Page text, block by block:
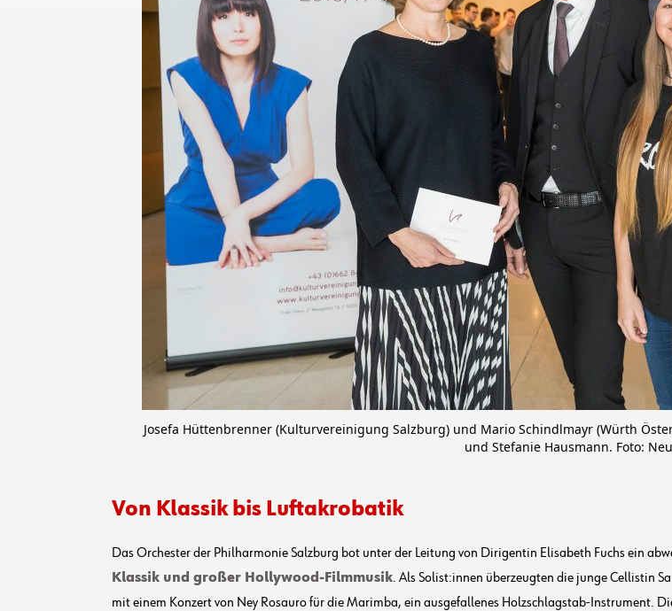
Josefa Hüttenbrenner (Kulturvereinigung Salzburg) und Mario Schindlmayr (Würth
und Stefanie Hausmann. Foto:
Von Klassik bis Luftakrobatik
Das Orchester der Philharmonie Salzburg bot unter der Leitung von Dirigentin Elisabeth Fuchs ein
Klassik und großer Hollywood-Filmmusik. Als Solist:innen überzeugten die junge Cellistin
mit einem Konzert von Ney Rosauro für die Marimba, ein ausgefallenes Holzschlagstab-Instrument.